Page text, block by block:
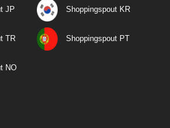
JP Shoppingspout KR
TR Shoppingspout PT
NO